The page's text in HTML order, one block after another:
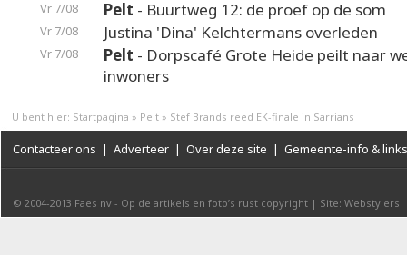
Vr 7/08 Pelt - Buurtweg 12: de proef op de som
Vr 7/08 Justina 'Dina' Kelchtermans overleden
Vr 7/08 Pelt - Dorpscafé Grote Heide peilt naar
inwoners
U bent hier: Startpagina » Pelt » Stef Brands reed EK-finale in Sarrians
Contacteer ons | Adverteer | Over deze site | Gemeente-info & links
© 2004-2013 Faes nv - Op de artikels en foto’s rust copyright | Site: Webstylers